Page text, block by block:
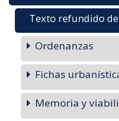
Texto refundido
Ordenanzas
Fichas
Memoria y